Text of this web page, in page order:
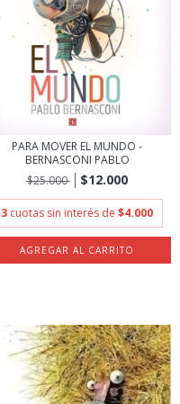
PARA MOVER EL MUNDO -
BERNASCONI PABLO
$25.000
$12.000
3 cuotas sin interés de $4.000